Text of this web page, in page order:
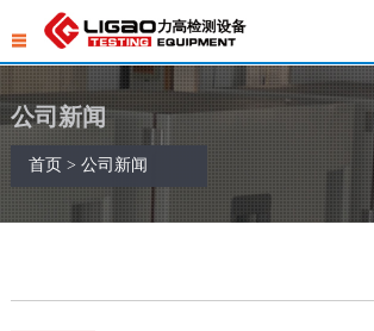
公司新闻
首页 > 公司新闻